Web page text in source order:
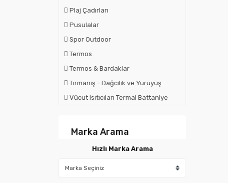
Plaj Çadırları
Pusulalar
Spor Outdoor
Termos
Termos & Bardaklar
Tırmanış - Dağcılık ve Yürüyüş
Vücut Isıtıcıları Termal Battaniye
Marka Arama
Hızlı Marka Arama